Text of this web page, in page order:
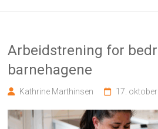
Arbeidstrening for
barnehagene
Kathrine Marthinsen 17.